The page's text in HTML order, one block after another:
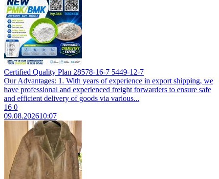
Certified Quality Plan 28578-16-7 5449-12-7
Our Advantages: 1. With years of experience in export shipping, we
have professional and experienced freight forwarders to ensure safe
and efficient delivery of goods via various...
16 0
09.08.202610:07